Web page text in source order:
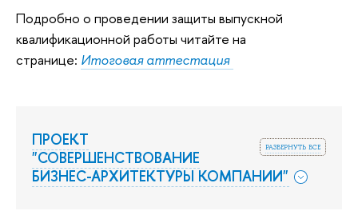
Подробно о проведении защиты выпускной
квалификационной работы читайте на
странице: Итоговая аттестация
развернуть все
ПРОЕКТ
"СОВЕРШЕНСТВОВАНИЕ
БИЗНЕС-АРХИТЕКТУРЫ КОМПАНИИ"